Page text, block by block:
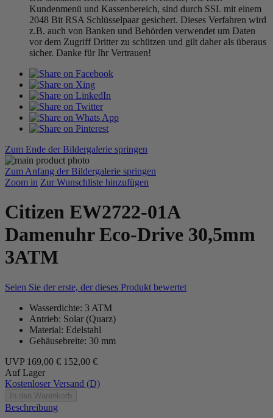
Kundenmenü und Kassenbereich, sind durch SSL mit einem
2048 Bit RSA Schlüsselpaar gesichert. Dieses Verfahren wird
z.B. auch von Banken und Behörden verwendet um Daten
vor dem Zugriff Dritter zu schützen und gilt daher als überaus
sicher. Danke für Ihr Vertrauen!
Zum Ende der Bildergalerie springen
Zum Anfang der Bildergalerie springen
Zoom in Zur Wunschliste hinzufügen
Citizen EW2722-01A
Damenuhr Eco-Drive 30,5mm
3ATM
Seien Sie der erste, der dieses Produkt bewertet
Wasserdichte: 3 ATM
Antrieb: Solar (Quarz)
Material: Edelstahl
Gehäusebreite: 30 mm
UVP 169,00 € 152,00 €
Auf Lager
Kostenloser Versand (D)
In den Warenkorb
Beschreibung